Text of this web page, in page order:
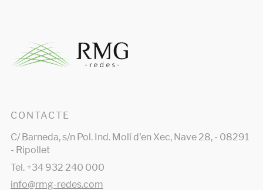
CONTACTE
C/ Barneda, s/n Pol. Ind. Molí d'en Xec, Nave 28, - 08291
- Ripollet
Tel. +34 932 240 000
info@rmg-redes.com